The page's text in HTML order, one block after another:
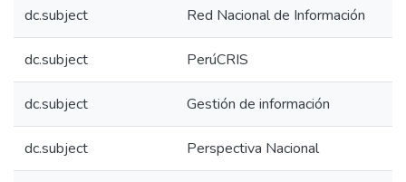
dc.subject Red Nacional de Información
dc.subject PerúCRIS
dc.subject Gestión de información
dc.subject Perspectiva Nacional